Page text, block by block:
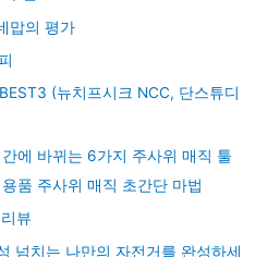
맙의 평가
(뉴치프시크 NCC, 단스튜디
에 바뀌는 6가지 주사위 매직 툴
품 주사위 매직 초간단 마법
뷰
넘치는 나만의 자전거를 완성하세